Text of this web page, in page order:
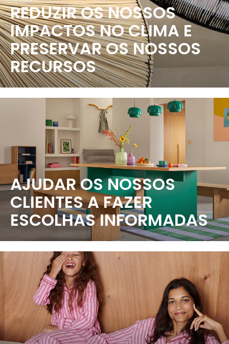
REDUZIR OS NOSSOS
IMPACTOS NO CLIMA E
PRESERVAR OS NOSSOS
RECURSOS
AJUDAR OS NOSSOS
CLIENTES A FAZER
ESCOLHAS INFORMADAS